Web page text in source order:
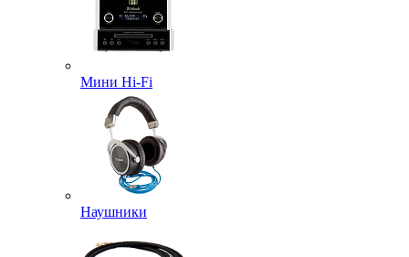
Мини Hi-Fi
Наушники